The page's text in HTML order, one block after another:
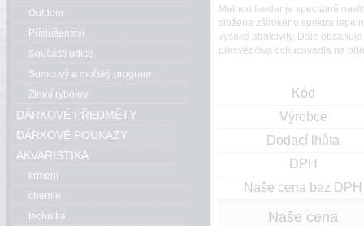
Method feeder je speciálně
složena zširokého spektra
vysoké atraktivity. Dále
přesvědčivá ochucovadla na
Kód
Výrobce
Dodací lhůta
DPH
Naše cena bez DPH
Naše cena
Outdoor
Příslušenství
Součásti udice
Sumcový a mořský program
Zimní rybolov
DÁRKOVÉ PŘEDMĚTY
DÁRKOVÉ POUKAZY
AKVARISTIKA
krmení
chemie
technika